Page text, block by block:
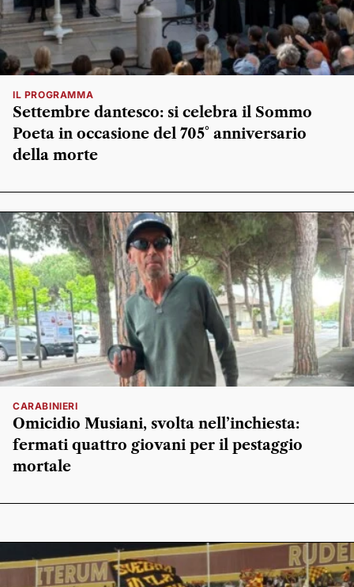
IL PROGRAMMA
Settembre dantesco: si celebra il Sommo
Poeta in occasione del 705° anniversario
della morte
CARABINIERI
Omicidio Musiani, svolta nell’inchiesta:
fermati quattro giovani per il pestaggio
mortale